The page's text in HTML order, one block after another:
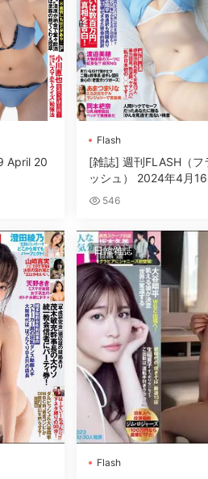
April 20
Flash
[雑誌] 週刊FLASH（フ
ッシュ） 2024年4月
号 546
日韓雜誌
Flash